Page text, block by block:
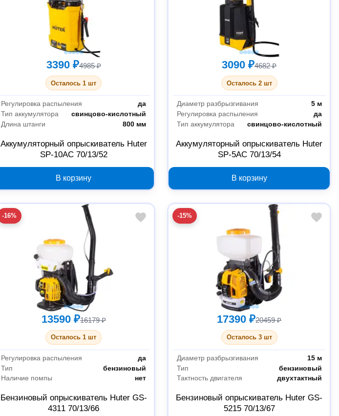
3390 ₽4985 ₽
Осталось 1 шт
Регулировка распыления
да
Тип аккумулятора
свинцово-кислотный
Длина штанги
800 мм
Аккумуляторный опрыскиватель Huter
SP-10AC 70/13/52
В корзину
3090 ₽4682 ₽
Осталось 2 шт
Диаметр разбрызгивания
5 м
Регулировка распыления
да
Тип аккумулятора
свинцово-кислотный
Аккумуляторный опрыскиватель Huter
SP-5AC 70/13/54
В корзину
-16%
13590 ₽16179 ₽
Осталось 1 шт
Регулировка распыления
да
Тип
бензиновый
Наличие помпы
нет
Бензиновый опрыскиватель Huter GS-
4311 70/13/66
-15%
17390 ₽20459 ₽
Осталось 3 шт
Диаметр разбрызгивания
15 м
Тип
бензиновый
Тактность двигателя
двухтактный
Бензиновый опрыскиватель Huter GS-
5215 70/13/67